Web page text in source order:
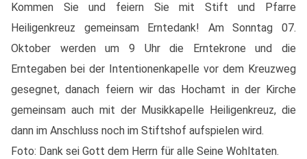
Kommen Sie und feiern Sie mit Stift und Pfarre
Heiligenkreuz gemeinsam Erntedank! Am Sonntag 07.
Oktober werden um 9 Uhr die Erntekrone und die
Erntegaben bei der Intentionenkapelle vor dem Kreuzweg
gesegnet, danach feiern wir das Hochamt in der Kirche
gemeinsam auch mit der Musikkapelle Heiligenkreuz, die
dann im Anschluss noch im Stiftshof aufspielen wird.
Foto: Dank sei Gott dem Herrn für alle Seine Wohltaten.